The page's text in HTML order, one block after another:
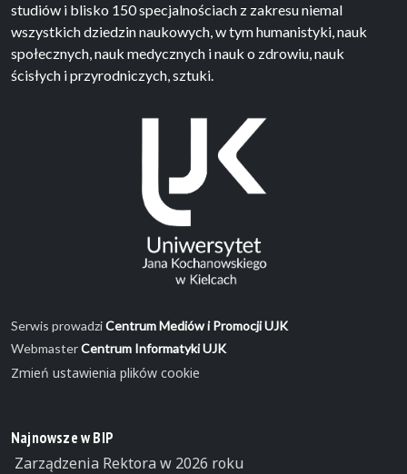
studiów i blisko 150 specjalnościach z zakresu niemal
wszystkich dziedzin naukowych, w tym humanistyki, nauk
społecznych, nauk medycznych i nauk o zdrowiu, nauk
ścisłych i przyrodniczych, sztuki.
Serwis prowadziCentrum Mediów i Promocji UJK
WebmasterCentrum Informatyki UJK
Zmień ustawienia plików cookie
Najnowsze w BIP
Zarządzenia Rektora w 2026 roku